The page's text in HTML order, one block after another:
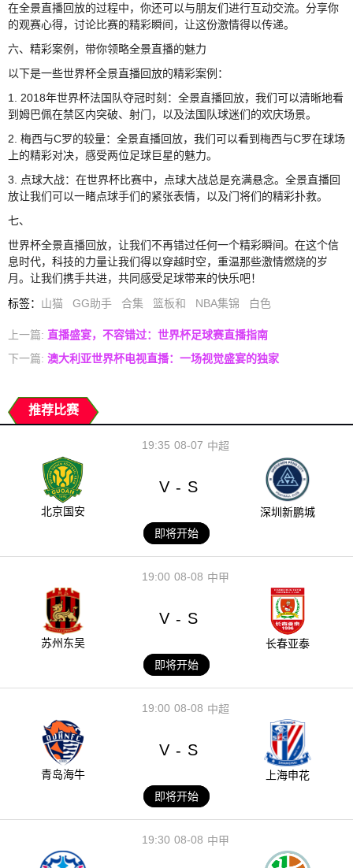
在全景直播回放的过程中，你还可以与朋友们进行互动交流。分享你
的观赛心得，讨论比赛的精彩瞬间，让这份激情得以传递。
六、精彩案例，带你领略全景直播的魅力
以下是一些世界杯全景直播回放的精彩案例：
1. 2018年世界杯法国队夺冠时刻：全景直播回放，我们可以清晰地看
到姆巴佩在禁区内突破、射门，以及法国队球迷们的欢庆场景。
2. 梅西与C罗的较量：全景直播回放，我们可以看到梅西与C罗在球场
上的精彩对决，感受两位足球巨星的魅力。
3. 点球大战：在世界杯比赛中，点球大战总是充满悬念。全景直播回
放让我们可以一睹点球手们的紧张表情，以及门将们的精彩扑救。
七、
世界杯全景直播回放，让我们不再错过任何一个精彩瞬间。在这个信
息时代，科技的力量让我们得以穿越时空，重温那些激情燃烧的岁
月。让我们携手共进，共同感受足球带来的快乐吧！
标签： 山猫 GG助手 合集 篮板和 NBA集锦 白色
上一篇: 直播盛宴，不容错过：世界杯足球赛直播指南
下一篇: 澳大利亚世界杯电视直播：一场视觉盛宴的独家
推荐比赛
08-07
19:35 中超
北京国安
V - S
深圳新鹏城
即将开始
08-08
19:00 中甲
苏州东吴
V - S
长春亚泰
即将开始
08-08
19:00 中超
青岛海牛
V - S
上海申花
即将开始
08-08
19:30 中甲